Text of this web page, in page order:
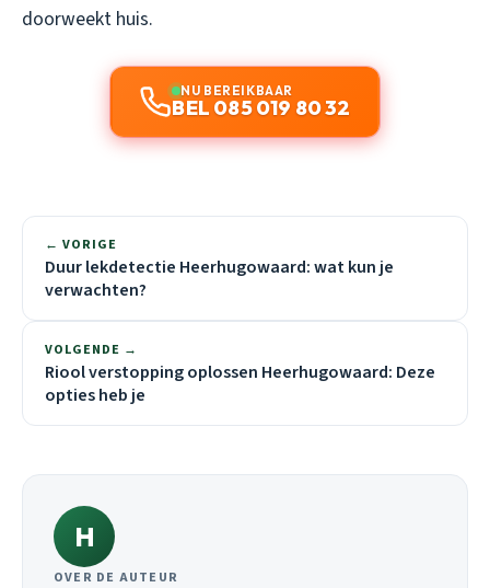
doorweekt huis.
NU BEREIKBAAR
BEL 085 019 80 32
← VORIGE
Duur lekdetectie Heerhugowaard: wat kun je
verwachten?
VOLGENDE →
Riool verstopping oplossen Heerhugowaard: Deze
opties heb je
H
OVER DE AUTEUR